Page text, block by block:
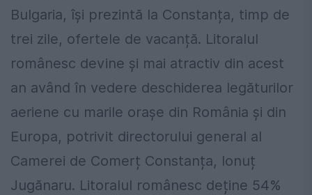
Bulgaria, își prezintă la Constanța, timp de
trei zile, ofertele de vacanță. Litoralul
românesc devine și mai atractiv din acest
an având în vedere deschiderea legăturilor
aeriene cu marile orașe din România și din
Europa, potrivit directorului general al
Camerei de Comerț Constanța, Ionuț
Jugănaru. Litoralul românesc deține 54%